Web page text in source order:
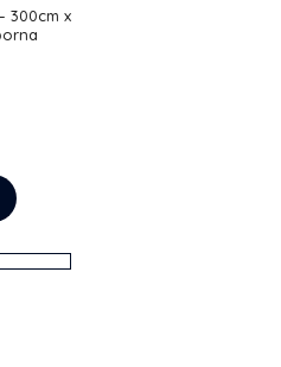
300cm x
formami